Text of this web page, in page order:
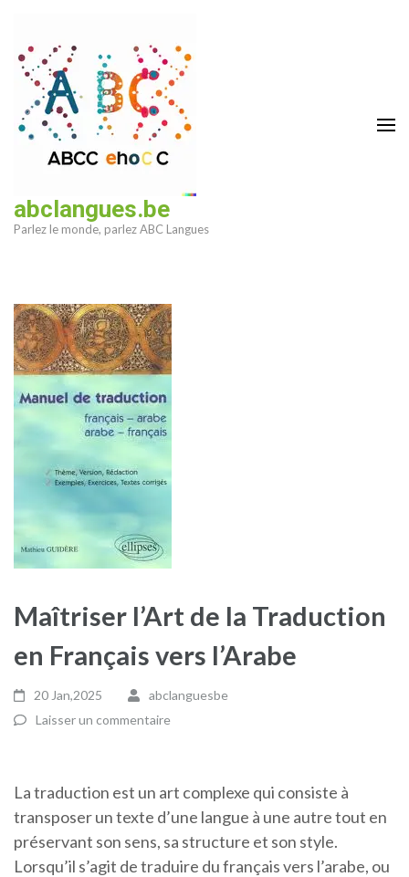
contenu
(Pressez
Entrée)
abclangues.be
Parlez le monde, parlez ABC Langues
Maîtriser l’Art de la Traduction
en Français vers l’Arabe
20 Jan,2025
abclanguesbe
Laisser un commentaire
La traduction est un art complexe qui consiste à
transposer un texte d’une langue à une autre tout en
préservant son sens, sa structure et son style.
Lorsqu’il s’agit de traduire du français vers l’arabe, ou